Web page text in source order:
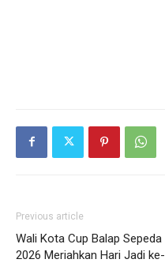
Previous article
Wali Kota Cup Balap Sepeda
2026 Meriahkan Hari Jadi ke-